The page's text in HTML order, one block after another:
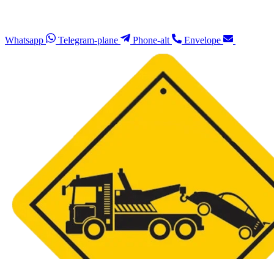
Whatsapp Telegram-plane Phone-alt Envelope